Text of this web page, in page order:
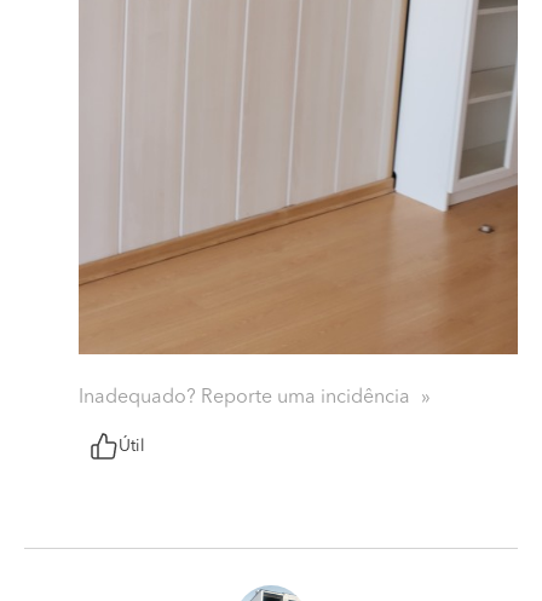
Inadequado? Reporte uma incidência
Útil